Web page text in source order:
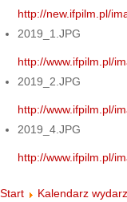
http://new.ifpilm.pl/
2019_1.JPG
http://www.ifpilm.pl/
2019_2.JPG
http://www.ifpilm.pl/
2019_4.JPG
http://www.ifpilm.pl/
Start Kalendarz